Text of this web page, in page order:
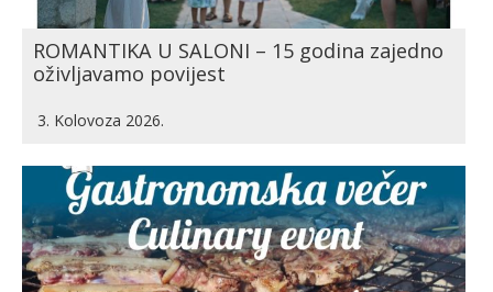
ROMANTIKA U SALONI – 15 godina zajedno
oživljavamo povijest
3. Kolovoza 2026.